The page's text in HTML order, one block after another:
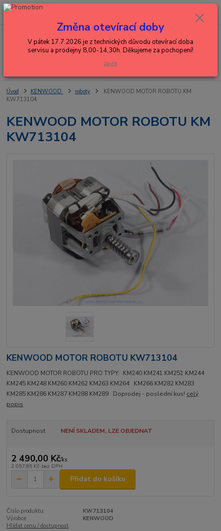
Menu
+420 602 288 130
0,00 Kč
Úvod KENWOOD roboty
KENWOOD MOTOR ROBOTU KM
KW713104
KENWOOD MOTOR ROBOTU KM
KW713104
KENWOOD MOTOR ROBOTU KW713104
KENWOOD MOTOR ROBOTU PRO TYPY: KM240 KM241 KM251 KM244
KM245 KM248 KM260 KM262 KM263 KM264 KM266 KM282 KM283
KM285 KM286 KM287 KM288 KM289 Doprodej - poslední kus! celý
popis
Dostupnost NENÍ SKLADEM, LZE OBJEDNAT
2 490,00 Kč/ks
2 057,85 Kč bez DPH
Přidat do košíku
Číslo produktu:
KW713104
Výrobce:
KENWOOD
Hlídat cenu / dostupnost
Změna otevírací doby
V pátek 17.7.2026 je z technických důvodu otevírací doba
servisu a prodejny 8,00-14,30h. Děkujeme za pochopení!
Zavřít